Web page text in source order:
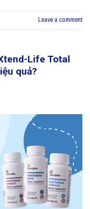
Leave a comment
Life Total
quả?